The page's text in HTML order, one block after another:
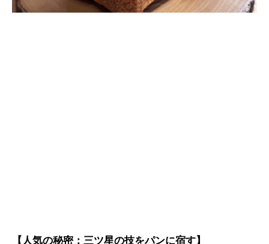
【人気の秘密：三ツ星の技をパンに宿す】